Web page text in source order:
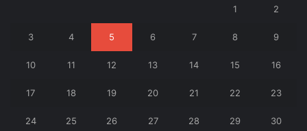
1 2
3 4 5 6 7 8 9
10 11 12 13 14 15 16
17 18 19 20 21 22 23
24 25 26 27 28 29 30